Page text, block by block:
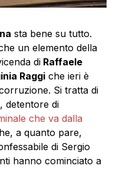
sta bene su tutto.
un elemento della
di Raffaele
Raggi che ieri è
Si tratta di
, detentore di
che va dalla
a quanto pare,
di Sergio
hanno cominciato a